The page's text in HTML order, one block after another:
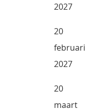
2027
20
februari
2027
20
maart